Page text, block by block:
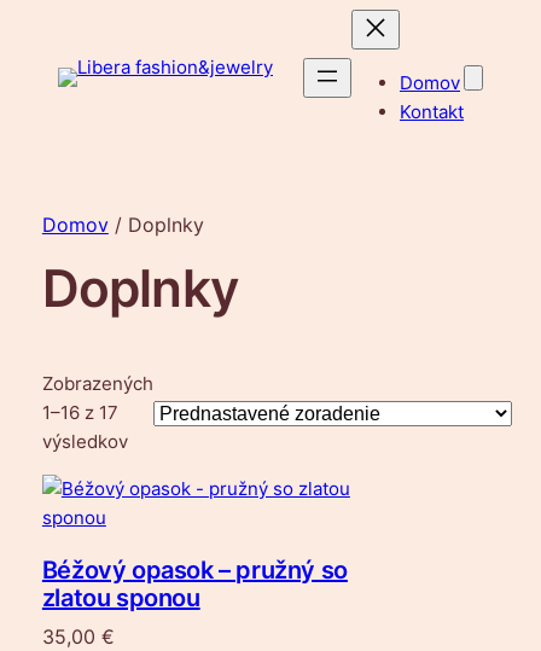
Domov
Kontakt
Domov/ Doplnky
Doplnky
Zobrazených
1–16 z 17
výsledkov
Béžový opasok – pružný so
zlatou sponou
35,00 €